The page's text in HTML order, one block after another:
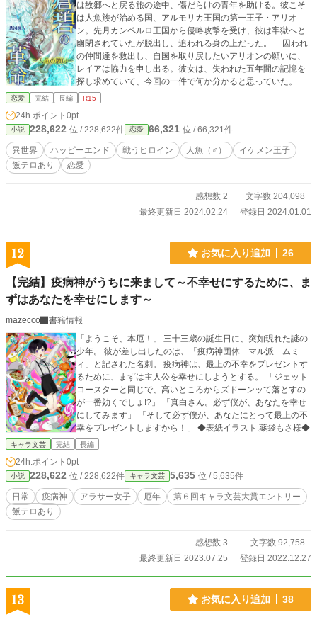
は故郷へと戻る旅の途中、傷だらけの青年を助ける。彼こそ
は人魚族が治める国、アルモリカ王国の第一王子・アリオ
ン。先月カンペルロ王国から侵略攻撃を受け、彼は牢獄へと
幽閉されていたが脱出し、追われる身の上だった。 囚われ
の仲間達を救出し、自国を取り戻したいアリオンの願いに、
レイアは協力を申し出る。彼女は、失われた五年間の記憶を
探し求めていて、今回の一件で何か分かると思っていた。
旅を共にするにつれ、いつしか二人は距離を縮めてゆく。再
えていた──。 友情あり、飯テロありの、アクションロマ
ンスファンタジーです。ストーリー重視のため重めテイスト
ですが、ハッピーエンド確約ですのでどうぞご安心下さいま
せ。 表紙絵と挿し絵は長月京子様と凜々サイ様とMACK様
と夏草ソウ様に描いて頂きました。掲載許可を得たものを載
るエピソードは性描写シーンが含まれております。R15位で
載・無断使用を固く禁じます。（Unauthorized reproduction
恋愛 完結 長編 R15
24h.ポイント 0pt
小説 228,622 位 / 228,622件 恋愛 66,321 位 / 66,321件
異世界 ハッピーエンド 戦うヒロイン 人魚（♂）
イケメン王子
飯テロあり
恋愛
感想数 2
文字数 204,098
最終更新日 2024.02.24
登録日 2024.01.01
12 お気に入り追加 26
【完結】疫病神がうちに来まして～不幸せにするために、ま
ずはあなたを幸せにします～
mazecco
書籍情報
「ようこそ、本厄！」 三十三歳の誕生日に、突如現れた謎の
少年。 彼が差し出したのは、「疫病神団体 マル派 ムミ
ィ」と記された名刺。 疫病神は、最上の不幸をプレゼントす
るために、まずは主人公を幸せにしようとする。 「ジェット
コースターと同じで、高いところからズドーンッて落とすの
が一番効くでしょ!?」 「真白さん。必ず僕が、あなたを幸せ
にしてみます」 「そして必ず僕が、あなたにとって最上の不
幸をプレゼントしますから！」 ◆表紙イラスト:薬袋もさ様◆
キャラ文芸 完結 長編
24h.ポイント 0pt
小説 228,622 位 / 228,622件 キャラ文芸 5,635 位 / 5,635件
日常 疫病神 アラサー女子 厄年
第６回キャラ文芸大賞エントリー
飯テロあり
感想数 3
文字数 92,758
最終更新日 2023.07.25
登録日 2022.12.27
13 お気に入り追加 38